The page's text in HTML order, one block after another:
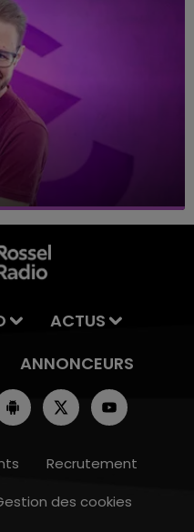
ACTUS
ANNONCEURS
Recrutement
des cookies